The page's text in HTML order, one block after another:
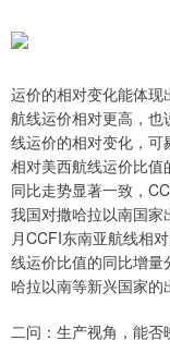
运价的相对变化能体
航线运价相对更高，
线运价的相对变化，
相对美西航线运价比
同比走势显著一致，
我国对撒哈拉以南国
月CCFI东南亚航线相
线运价比值的同比增
哈拉以南等新兴国家的
二问：生产视角，能否